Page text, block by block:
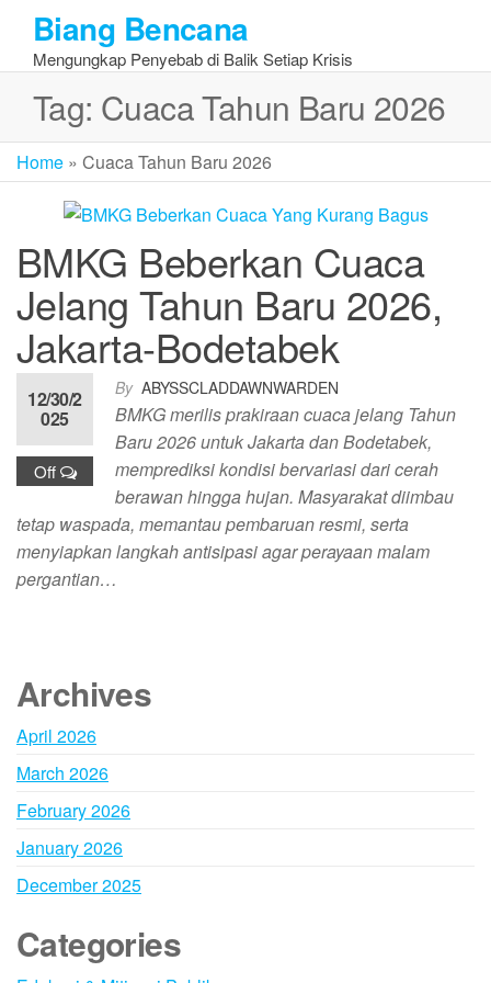
the
content
Biang Bencana
Mengungkap Penyebab di Balik Setiap Krisis
Tag: Cuaca Tahun Baru 2026
Home » Cuaca Tahun Baru 2026
BMKG Beberkan Cuaca
Jelang Tahun Baru 2026,
Jakarta-Bodetabek
By ABYSSCLADDAWNWARDEN
12/30/2
025
Off
BMKG merilis prakiraan cuaca jelang Tahun
Baru 2026 untuk Jakarta dan Bodetabek,
memprediksi kondisi bervariasi dari cerah
berawan hingga hujan. Masyarakat diimbau
tetap waspada, memantau pembaruan resmi, serta
menyiapkan langkah antisipasi agar perayaan malam
pergantian…
Archives
April 2026
March 2026
February 2026
January 2026
December 2025
Categories